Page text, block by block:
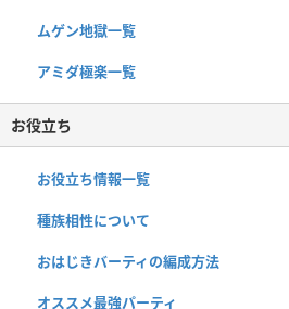
ムゲン地獄一覧
アミダ極楽一覧
お役立ち
お役立ち情報一覧
種族相性について
おはじきバーティの編成方法
オススメ最強パーティ